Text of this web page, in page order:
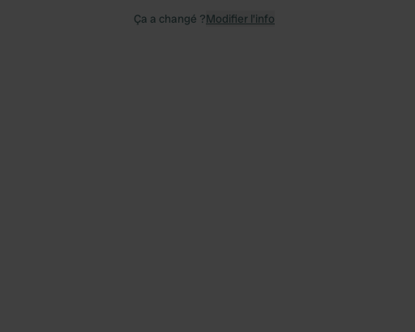
Ça a changé ?Modifier l’info